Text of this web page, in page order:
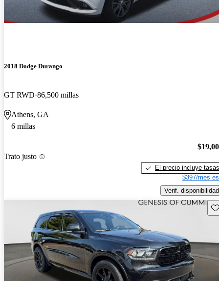
2018 Dodge Durango
GT RWD 86,500 millas
Athens, GA
6 millas
Trato justo
El precio incluye tasas
$397/mes
Verif. disponibilidad